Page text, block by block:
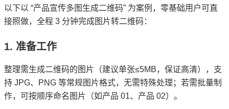
以下以 “产品宣传多图生成二维码” 为案例，零基础用户可直
接照做，全程 3 分钟完成图片转二维码：
1. 准备工作
整理需生成二维码的图片（建议单张≤5MB，保证高清），支
持 JPG、PNG 等常规图片格式，无需特殊处理；若需批量制
作，可按顺序命名图片（如产品 01、产品 02）。